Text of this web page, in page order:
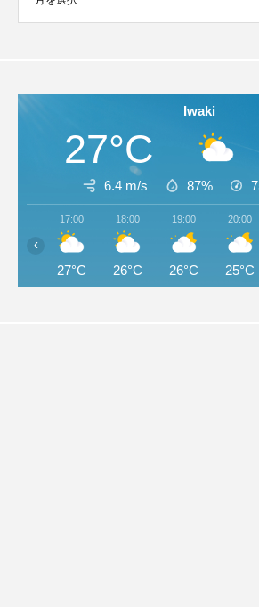
Iwaki
27°C
6.4 m/s 87%
17:00
27°C
18:00
26°C
19:00
26°C
20:00
25°C
‹